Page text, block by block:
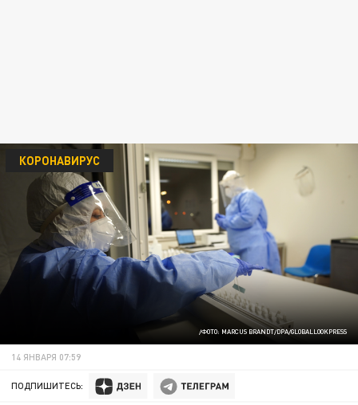
/ФОТО: MARCUS BRANDT/DPA/GLOBALLOOKPRESS
КОРОНАВИРУС
14 ЯНВАРЯ 07:59
ПОДПИШИТЕСЬ: